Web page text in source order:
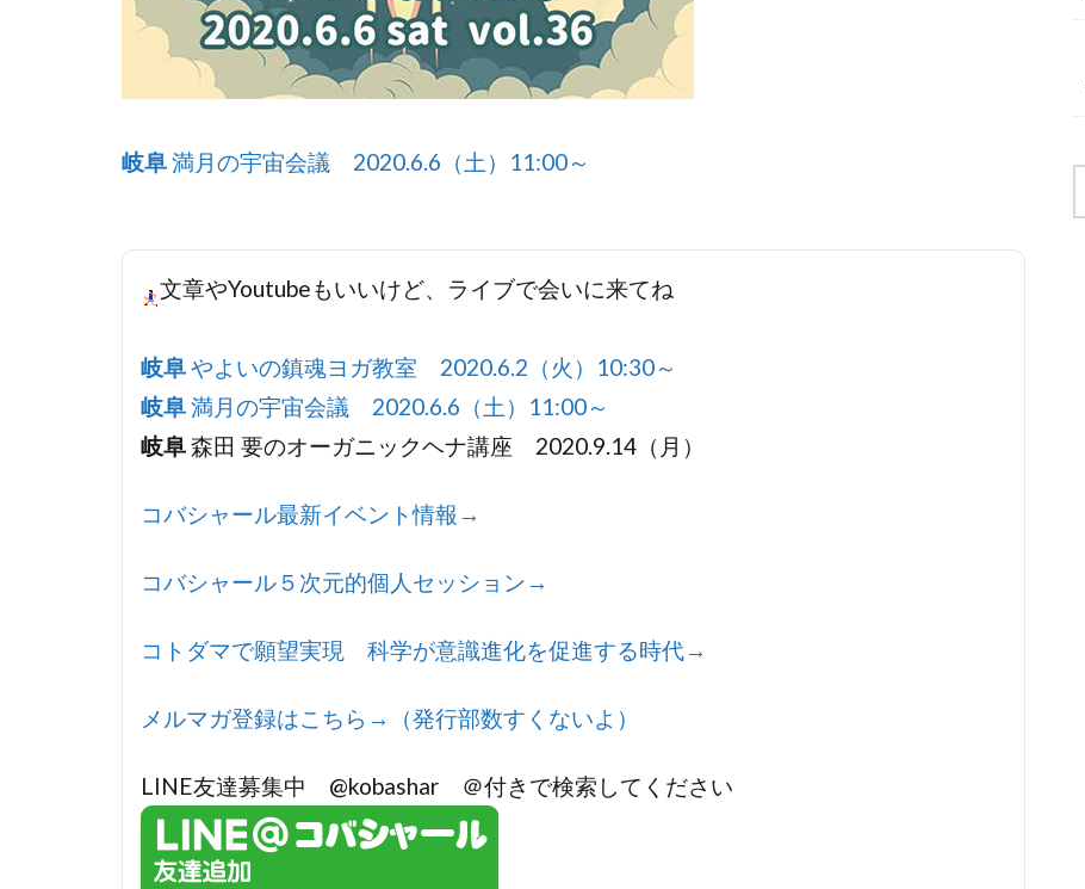
岐阜満月の宇宙会議 2020.6.6（土）11:00～
文章やYoutubeもいいけど、ライブで会いに来てね
岐阜やよいの鎮魂ヨガ教室 2020.6.2（火）10:30～
岐阜満月の宇宙会議 2020.6.6（土）11:00～
岐阜森田 要のオーガニックヘナ講座 2020.9.14（月）
コバシャール最新イベント情報→
コバシャール５次元的個人セッション→
コトダマで願望実現 科学が意識進化を促進する時代→
メルマガ登録はこちら→（発行部数すくないよ）
LINE友達募集中 @kobashar ＠付きで検索してください